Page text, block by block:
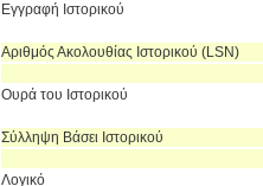
Εγγραφή Ιστορικού
Αριθμός Ακολουθίας Ιστορικού (LSN)
Ουρά του Ιστορικού
Σύλληψη Βάσει Ιστορικού
Λογικό